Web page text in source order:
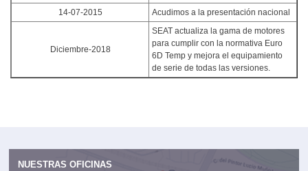
14-07-2015
Acudimos a la presentación nacional
Diciembre-2018
SEAT actualiza la gama de motores
para cumplir con la normativa Euro
6D Temp y mejora el equipamiento
de serie de todas las versiones.
NUESTRAS OFICINAS